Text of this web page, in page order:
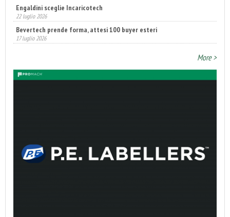
Engaldini sceglie Incaricotech
22 luglio 2026
Bevertech prende forma, attesi 100 buyer esteri
17 luglio 2026
More >